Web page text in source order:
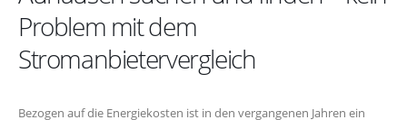
Problem mit dem
Stromanbietervergleich
Bezogen auf die Energiekosten ist in den vergangenen Jahren ein